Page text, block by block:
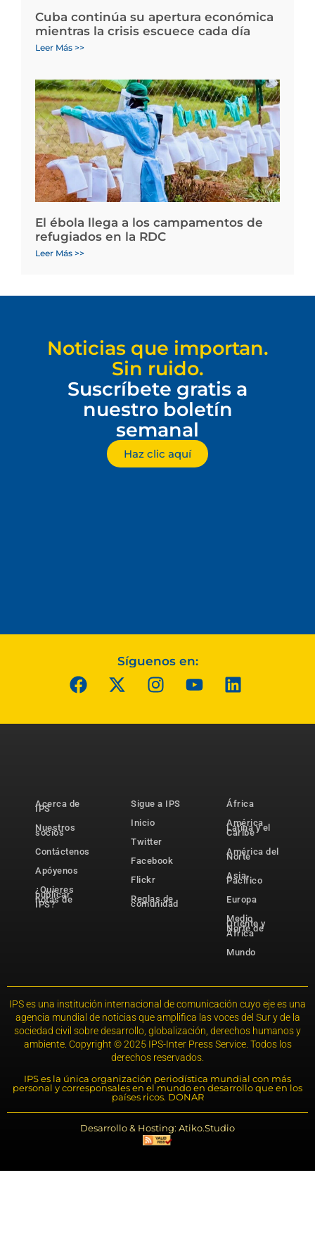
Cuba continúa su apertura económica
mientras la crisis escuece cada día
Leer Más >>
El ébola llega a los campamentos de
refugiados en la RDC
Leer Más >>
Noticias que importan.
Sin ruido.
Suscríbete gratis a
nuestro boletín
semanal
Haz clic aquí
Síguenos en:
Acerca de
IPS
Nuestros
socios
Contáctenos
Apóyenos
¿Quieres
publicar
notas de
IPS?
Sigue a IPS
Inicio
Twitter
Facebook
Flickr
Reglas de
comunidad
África
América
Latina y el
Caribe
América del
Norte
Asia-
Pacífico
Europa
Medio
Oriente y
Norte de
África
Mundo
IPS es una institución internacional de comunicación cuyo eje es una
agencia mundial de noticias que amplifica las voces del Sur y de la
sociedad civil sobre desarrollo, globalización, derechos humanos y
ambiente. Copyright © 2025 IPS-Inter Press Service. Todos los
derechos reservados.
IPS es la única organización periodística mundial con más
personal y corresponsales en el mundo en desarrollo que en los
países ricos. DONAR
Desarrollo & Hosting: Atiko.Studio